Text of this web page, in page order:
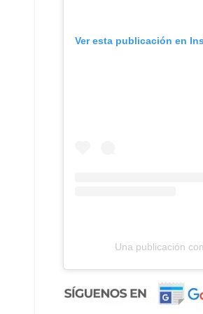
Ver esta publicación en
Una publicación